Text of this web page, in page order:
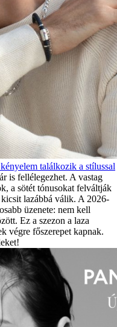
találkozik a stílussal
is fellélegezhet. A vastag
a sötét tónusokat felváltják
kicsit lazábbá válik. A 2026-
üzenete: nem kell
Ez a szezon a laza
végre főszerepet kapnak.